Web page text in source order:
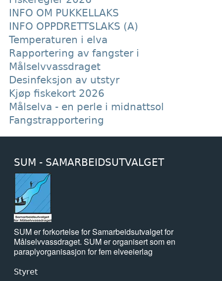
INFO OM PUKKELLAKS
INFO OPPDRETTSLAKS (A)
Temperaturen i elva
Rapportering av fangster i
Målselvvassdraget
Desinfeksjon av utstyr
Kjøp fiskekort 2026
Målselva - en perle i midnattsol
Fangstrapportering
SUM - SAMARBEIDSUTVALGET
SUM er forkortelse for Samarbeidsutvalget for
Målselvvassdraget. SUM er organisert som en
paraplyorganisasjon for fem elveeierlag
Styret